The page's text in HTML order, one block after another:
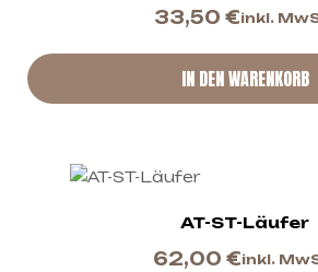
33,50 €inkl.
IN DEN WARENKORB
AT-ST-Läufer
62,00 €inkl.